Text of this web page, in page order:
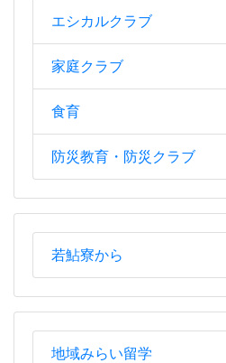
エシカルクラブ
家庭クラブ
食育
防災教育・防災クラブ
若鮎寮から
地域みらい留学